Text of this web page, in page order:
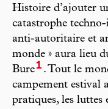
Histoire d’ajouter
catastrophe
anti-autoritaire et
monde » aura lieu
Bure1 . Tout le
campement estival
pratiques, les